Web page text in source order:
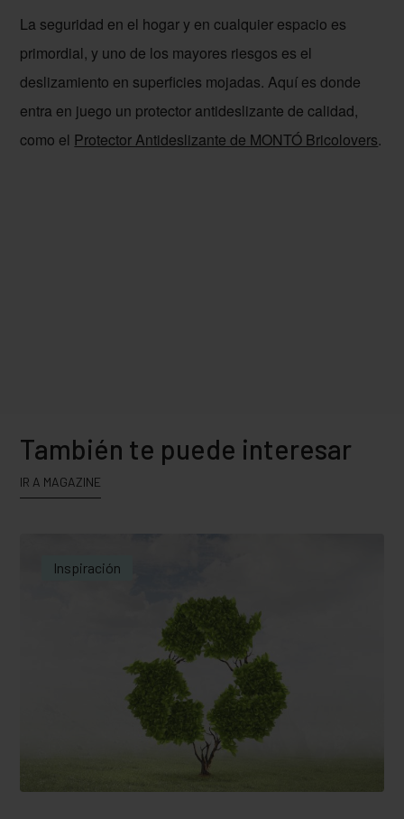
La seguridad en el hogar y en cualquier espacio es
primordial, y uno de los mayores riesgos es el
deslizamiento en superficies mojadas. Aquí es donde
entra en juego un protector antideslizante de calidad,
como el Protector Antideslizante de MONTÓ Bricolovers.
También te puede interesar
IR A MAGAZINE
Inspiración